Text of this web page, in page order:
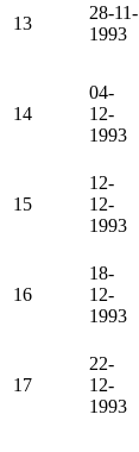
13
28-11-
1993
14
04-
12-
1993
15
12-
12-
1993
16
18-
12-
1993
17
22-
12-
1993